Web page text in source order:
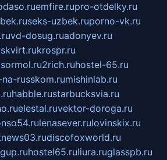
emfire.rupro-otdelky.ru
seks-uzbek.ruporno-vk.ru
vd-dosug.ruadonyev.ru
krospr.ru
sormol.ru2rich.ruhostel-65.ru
russkom.rumishinlab.ru
habble.rustarbucksvia.ru
elestal.ruvektor-doroga.ru
lenasever.rulovinskix.ru
discofoxworld.ru
hostel65.ruliura.ruglasspb.ru